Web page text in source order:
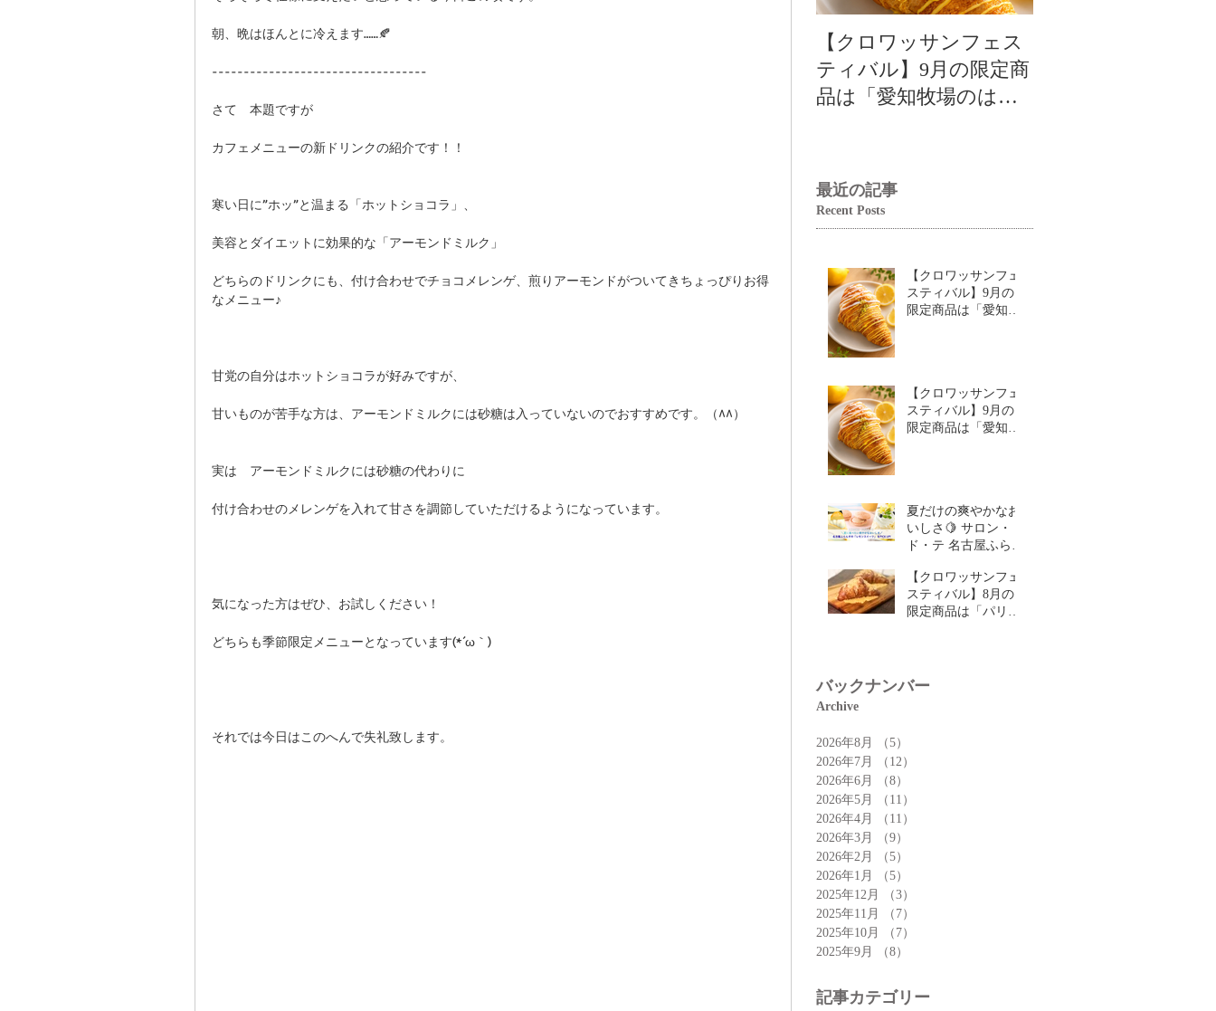
朝、晩はほんとに冷えます……🍂
----------------------------------
さて　本題ですが
カフェメニューの新ドリンクの紹介です！！
寒い日に”ホッ”と温まる「ホットショコラ」、
美容とダイエットに効果的な「アーモンドミルク」
どちらのドリンクにも、付け合わせでチョコメレンゲ、煎りアーモンドがついてきちょっぴりお得
なメニュー♪
甘党の自分はホットショコラが好みですが、
甘いものが苦手な方は、アーモンドミルクには砂糖は入っていないのでおすすめです。（^^）
実は　アーモンドミルクには砂糖の代わりに
付け合わせのメレンゲを入れて甘さを調節していただけるようになっています。
気になった方はぜひ、お試しください！
どちらも季節限定メニューとなっています(*´ω｀)
それでは今日はこのへんで失礼致します。
【クロワッサンフェス
ティバル】9月の限定商
品は「愛知牧場のはち
最近の記事
Recent Posts
【クロワッサンフェ
スティバル】9月の
限定商品は「愛知牧
【クロワッサンフェ
スティバル】9月の
限定商品は「愛知牧
夏だけの爽やかなお
いしさ🍋 サロン・
ド・テ 名古屋ふらん
特集」
【クロワッサンフェ
スティバル】8月の
限定商品は「パリパ
バックナンバー
Archive
2026年8月 （5）
2026年7月
（12）
2026年6月
（8）
2026年5月
（11）
2026年4月
（11）
2026年3月
（9）
2026年2月
（5）
2026年1月
（5）
2025年12月
（3）
2025年11月
（7）
2025年10月
（7）
2025年9月
（8）
記事カテゴリー